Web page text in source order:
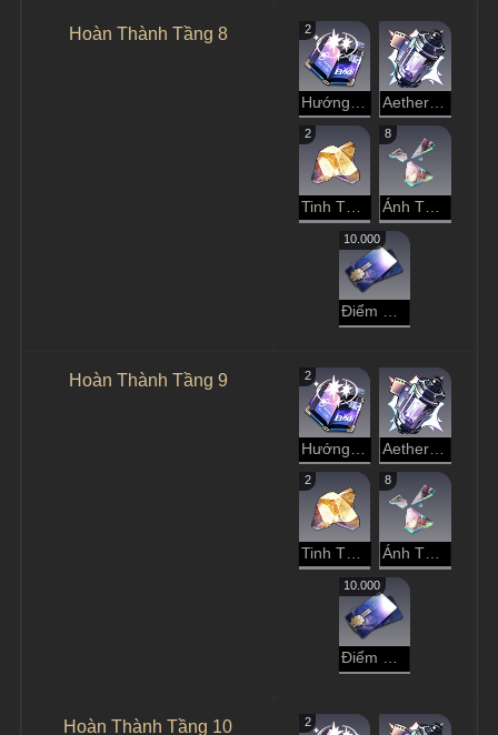
Hoàn Thành Tầng 8 2
Aether Tinh Luyện
2
Tinh Thể Đánh Mất
8
Ánh Tà Dương Rực Rỡ
10.000
Điểm Tín Dụng
Hoàn Thành Tầng 9 2
Aether Tinh Luyện
2
Tinh Thể Đánh Mất
8
Ánh Tà Dương Rực Rỡ
10.000
Điểm Tín Dụng
Hoàn Thành Tầng 10 2